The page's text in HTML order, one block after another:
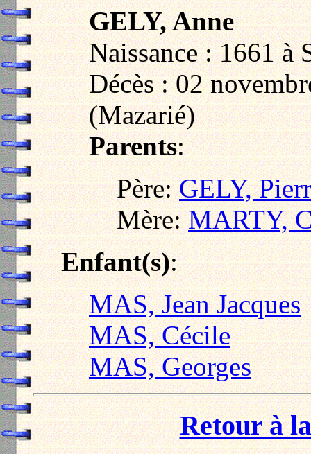
GELY, Anne
Naissance : 1661 à
Décès : 02
(Mazarié)
Parents:
Père:GELY,
Mère:MARTY,
Enfant(s):
MAS, Jean Jacques
MAS, Cécile
MAS, Georges
Retour à